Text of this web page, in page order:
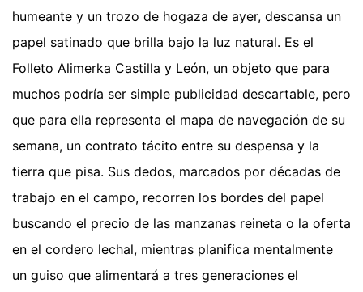
humeante y un trozo de hogaza de ayer, descansa un
papel satinado que brilla bajo la luz natural. Es el
Folleto Alimerka Castilla y León, un objeto que para
muchos podría ser simple publicidad descartable, pero
que para ella representa el mapa de navegación de su
semana, un contrato tácito entre su despensa y la
tierra que pisa. Sus dedos, marcados por décadas de
trabajo en el campo, recorren los bordes del papel
buscando el precio de las manzanas reineta o la oferta
en el cordero lechal, mientras planifica mentalmente
un guiso que alimentará a tres generaciones el